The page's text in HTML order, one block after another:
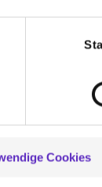
die
Website
zu
Daten
„Social Media
(z.B.
Cookies
Dir